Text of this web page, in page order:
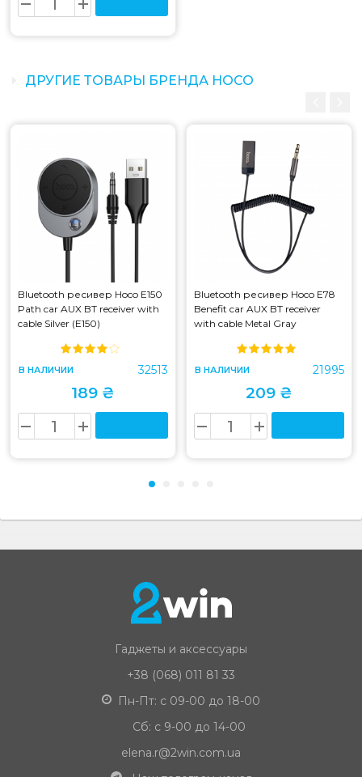
ДРУГИЕ ТОВАРЫ БРЕНДА HOCO
Bluetooth ресивер Hoco E150
Path car AUX BT receiver with
cable Silver (E150)
В НАЛИЧИИ 32513
189 ₴
Bluetooth ресивер Hoco E78
Benefit car AUX BT receiver
with cable Metal Gray
В НАЛИЧИИ 21995
209 ₴
Гаджеты и аксессуары
+38 (068) 011 81 33
Пн-Пт: с 09-00 до 18-00
Сб: с 9-00 до 14-00
elena.r@2win.com.ua